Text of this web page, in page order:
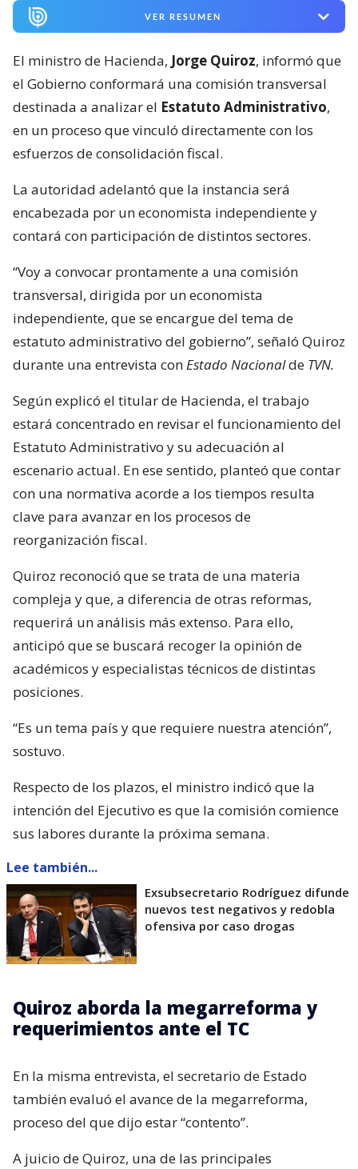
VER RESUMEN
El ministro de Hacienda, Jorge Quiroz, informó que
el Gobierno conformará una comisión transversal
destinada a analizar el Estatuto Administrativo,
en un proceso que vinculó directamente con los
esfuerzos de consolidación fiscal.
La autoridad adelantó que la instancia será
encabezada por un economista independiente y
contará con participación de distintos sectores.
“Voy a convocar prontamente a una comisión
transversal, dirigida por un economista
independiente, que se encargue del tema de
estatuto administrativo del gobierno”, señaló Quiroz
durante una entrevista conEstado Nacionalde TVN.
Según explicó el titular de Hacienda, el trabajo
estará concentrado en revisar el funcionamiento del
Estatuto Administrativo y su adecuación al
escenario actual. En ese sentido, planteó que contar
con una normativa acorde a los tiempos resulta
clave para avanzar en los procesos de
reorganización fiscal.
Quiroz reconoció que se trata de una materia
compleja y que, a diferencia de otras reformas,
requerirá un análisis más extenso. Para ello,
anticipó que se buscará recoger la opinión de
académicos y especialistas técnicos de distintas
posiciones.
“Es un tema país y que requiere nuestra atención”,
sostuvo.
Respecto de los plazos, el ministro indicó que la
intención del Ejecutivo es que la comisión comience
sus labores durante la próxima semana.
Lee también...
Exsubsecretario Rodríguez difunde
nuevos test negativos y redobla
ofensiva por caso drogas
Quiroz aborda la megarreforma y
requerimientos ante el TC
En la misma entrevista, el secretario de Estado
también evaluó el avance de la megarreforma,
proceso del que dijo estar “contento”.
A juicio de Quiroz, una de las principales